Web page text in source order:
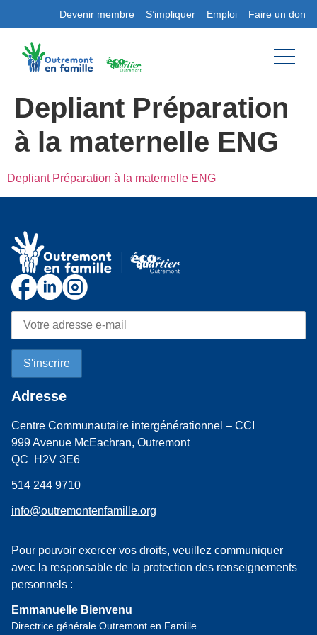
Devenir membre S’impliquer Emploi Faire un don
Depliant Préparation
à la maternelle ENG
Depliant Préparation à la maternelle ENG
Adresse
Centre Communautaire intergénérationnel – CCI
999 Avenue McEachran, Outremont
QC H2V 3E6
514 244 9710
info@outremontenfamille.org
Pour pouvoir exercer vos droits, veuillez communiquer
avec la responsable de la protection des renseignements
personnels :
Emmanuelle Bienvenu
Directrice générale Outremont en Famille